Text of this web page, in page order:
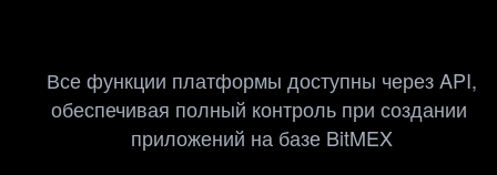
Все функции платформы доступны через API,
обеспечивая полный контроль при создании
приложений на базе BitMEX